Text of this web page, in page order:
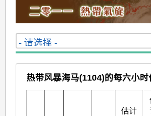
热带风暴海马(1104)的每六小
估计